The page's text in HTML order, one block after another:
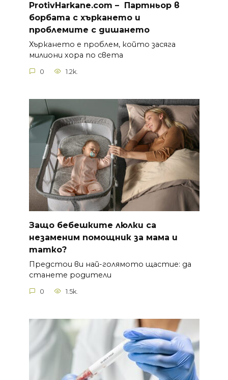
ProtivHarkane.com – Партньор в
борбата с хъркането и
проблемите с дишането
Хъркането е проблем, който засяга
милиони хора по света
0 1.2k.
Защо бебешките люлки са
незаменим помощник за мама и
татко?
Предстои ви най-голямото щастие: да
станете родители
0 1.5k.